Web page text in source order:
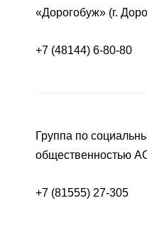
«Дорогобуж» (г.
+7 (48144) 6-80-80
Группа по
общественностью
+7 (81555) 27-305